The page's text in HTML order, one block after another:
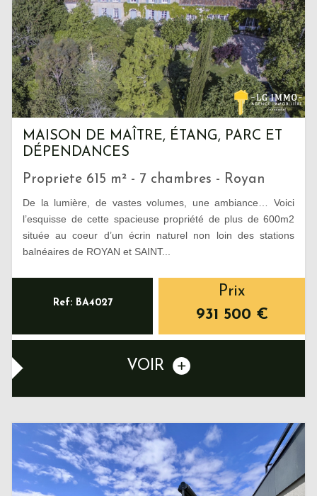
MAISON DE MAÎTRE, ÉTANG, PARC ET
DÉPENDANCES
Propriete 615 m² - 7 chambres - Royan
De la lumière, de vastes volumes, une ambiance… Voici
l’esquisse de cette spacieuse propriété de plus de 600m2
située au coeur d’un écrin naturel non loin des stations
balnéaires de ROYAN et SAINT...
Ref: BA4027
Prix
931 500 €
VOIR